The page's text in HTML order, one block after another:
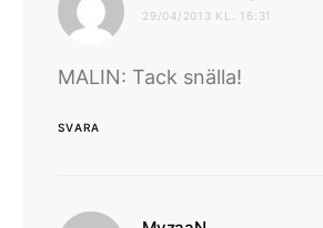
29/04/2013 KL. 16:31
MALIN: Tack snälla!
SVARA